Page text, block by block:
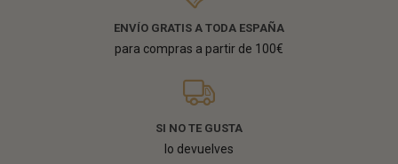
ENVÍO GRATIS A TODA ESPAÑA
para compras a partir de 100€
SI NO TE GUSTA
lo devuelves